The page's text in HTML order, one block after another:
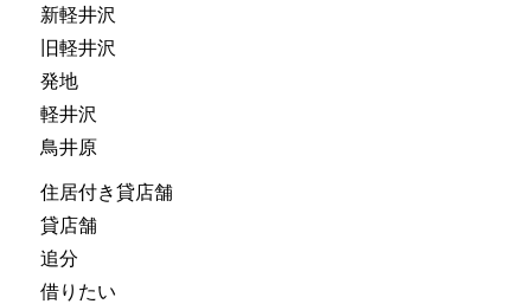
新軽井沢
旧軽井沢
発地
軽井沢
鳥井原
住居付き貸店舗
貸店舗
追分
借りたい